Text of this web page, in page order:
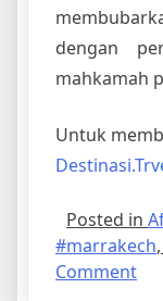
dengan
mahkamah
Untuk
Posted in
#marrakech,
Commenton